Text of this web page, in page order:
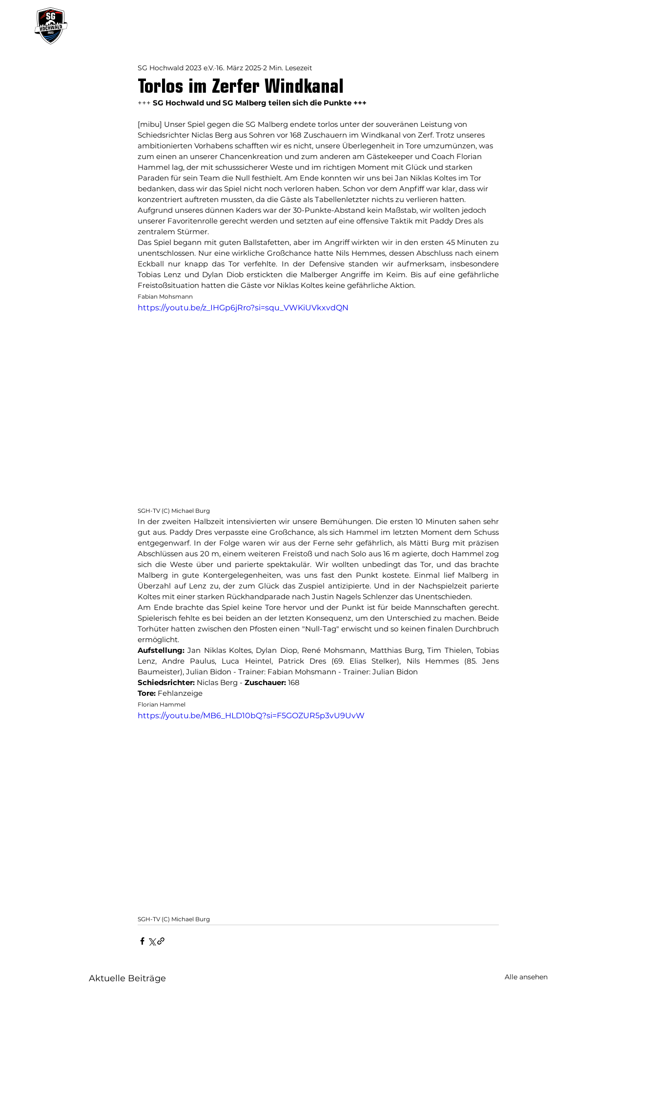
Torlos im Zerfer Windkanal
SG Hochwald 2023 e.V. 16. März 2025 2 Min. Lesezeit
+++ SG Hochwald und SG Malberg teilen sich die Punkte +++
[mibu] Unser Spiel gegen die SG Malberg endete torlos unter der souveränen Leistung von
Schiedsrichter Niclas Berg aus Sohren vor 168 Zuschauern im Windkanal von Zerf. Trotz unseres
ambitionierten Vorhabens schafften wir es nicht, unsere Überlegenheit in Tore umzumünzen, was
zum einen an unserer Chancenkreation und zum anderen am Gästekeeper und Coach Florian
Hammel lag, der mit schusssicherer Weste und im richtigen Moment mit Glück und starken
Paraden für sein Team die Null festhielt. Am Ende konnten wir uns bei Jan Niklas Koltes im Tor
bedanken, dass wir das Spiel nicht noch verloren haben. Schon vor dem Anpfiff war klar, dass wir
konzentriert auftreten mussten, da die Gäste als Tabellenletzter nichts zu verlieren hatten.
Aufgrund unseres dünnen Kaders war der 30-Punkte-Abstand kein Maßstab, wir wollten jedoch
unserer Favoritenrolle gerecht werden und setzten auf eine offensive Taktik mit Paddy Dres als
zentralem Stürmer.
Das Spiel begann mit guten Ballstafetten, aber im Angriff wirkten wir in den ersten 45 Minuten zu
unentschlossen. Nur eine wirkliche Großchance hatte Nils Hemmes, dessen Abschluss nach einem
Eckball nur knapp das Tor verfehlte. In der Defensive standen wir aufmerksam, insbesondere
Tobias Lenz und Dylan Diob erstickten die Malberger Angriffe im Keim. Bis auf eine gefährliche
Freistoßsituation hatten die Gäste vor Niklas Koltes keine gefährliche Aktion.
Fabian Mohsmann
https://youtu.be/z_IHGp6jRro?si=squ_VWKiUVkxvdQN
SGH-TV (C) Michael Burg
In der zweiten Halbzeit intensivierten wir unsere Bemühungen. Die ersten 10 Minuten sahen sehr
gut aus. Paddy Dres verpasste eine Großchance, als sich Hammel im letzten Moment dem Schuss
entgegenwarf. In der Folge waren wir aus der Ferne sehr gefährlich, als Mätti Burg mit präzisen
Abschlüssen aus 20 m, einem weiteren Freistoß und nach Solo aus 16 m agierte, doch Hammel zog
sich die Weste über und parierte spektakulär. Wir wollten unbedingt das Tor, und das brachte
Malberg in gute Kontergelegenheiten, was uns fast den Punkt kostete. Einmal lief Malberg in
Überzahl auf Lenz zu, der zum Glück das Zuspiel antizipierte. Und in der Nachspielzeit parierte
Koltes mit einer starken Rückhandparade nach Justin Nagels Schlenzer das Unentschieden.
Am Ende brachte das Spiel keine Tore hervor und der Punkt ist für beide Mannschaften gerecht.
Spielerisch fehlte es bei beiden an der letzten Konsequenz, um den Unterschied zu machen. Beide
Torhüter hatten zwischen den Pfosten einen "Null-Tag" erwischt und so keinen finalen Durchbruch
ermöglicht.
Aufstellung: Jan Niklas Koltes, Dylan Diop, René Mohsmann, Matthias Burg, Tim Thielen, Tobias
Lenz, Andre Paulus, Luca Heintel, Patrick Dres (69. Elias Stelker), Nils Hemmes (85. Jens
Baumeister), Julian Bidon - Trainer: Fabian Mohsmann - Trainer: Julian Bidon
Schiedsrichter: Niclas Berg - Zuschauer: 168
Tore: Fehlanzeige
Florian Hammel
https://youtu.be/MB6_HLD10bQ?si=F5GOZUR5p3vU9UvW
SGH-TV (C) Michael Burg
Aktuelle Beiträge Alle ansehen